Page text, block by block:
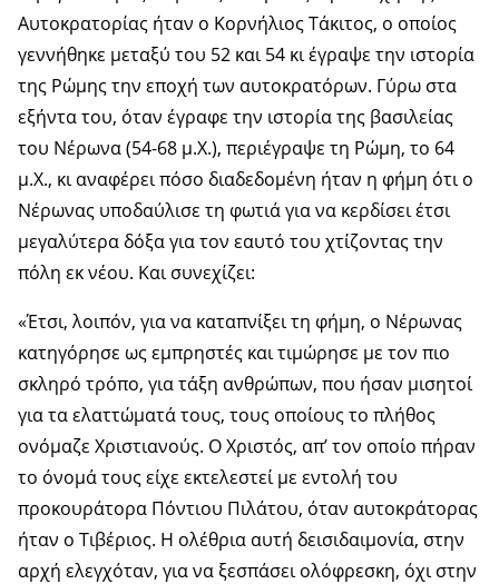
Αυτοκρατορίας ήταν ο Κορνήλιος Τάκιτος, ο οποίος
γεννήθηκε μεταξύ του 52 και 54 κι έγραψε την ιστορία
της Ρώμης την εποχή των αυτοκρατόρων. Γύρω στα
εξήντα του, όταν έγραφε την ιστορία της βασιλείας
του Νέρωνα (54-68 μ.Χ.), περιέγραψε τη Ρώμη, το 64
μ.Χ., κι αναφέρει πόσο διαδεδομένη ήταν η φήμη ότι ο
Νέρωνας υποδαύλισε τη φωτιά για να κερδίσει έτσι
μεγαλύτερα δόξα για τον εαυτό του χτίζοντας την
πόλη εκ νέου. Και συνεχίζει:
«Έτσι, λοιπόν, για να καταπνίξει τη φήμη, ο Νέρωνας
κατηγόρησε ως εμπρηστές και τιμώρησε με τον πιο
σκληρό τρόπο, για τάξη ανθρώπων, που ήσαν μισητοί
για τα ελαττώματά τους, τους οποίους το πλήθος
ονόμαζε Χριστιανούς. Ο Χριστός, απ’ τον οποίο πήραν
το όνομά τους είχε εκτελεστεί με εντολή του
προκουράτορα Πόντιου Πιλάτου, όταν αυτοκράτορας
ήταν ο Τιβέριος. Η ολέθρια αυτή δεισιδαιμονία, στην
αρχή ελεγχόταν, για να ξεσπάσει ολόφρεσκη, όχι στην